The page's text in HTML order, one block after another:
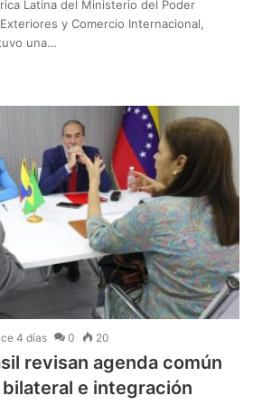
Latina del Ministerio del Poder
y Comercio Internacional,
una…
4 días 0 20
revisan agenda común
e integración